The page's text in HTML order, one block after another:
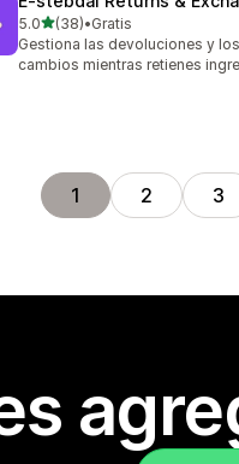
5.0de 5 estrellas
(38)
38 reseñas en total
•Gratis
Gestiona las devoluciones y los
cambios mientras retienes
1 2 3